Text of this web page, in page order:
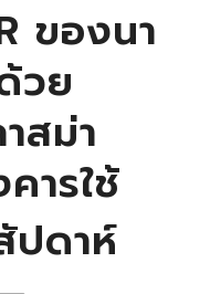
ของนา
วย
สม่า
ารใช้
ปดาห์